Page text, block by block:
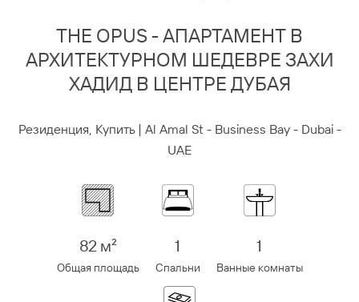
THE OPUS - АПАРТАМЕНТ В
АРХИТЕКТУРНОМ ШЕДЕВРЕ ЗАХИ
ХАДИД В ЦЕНТРЕ ДУБАЯ
Резиденция, Купить | Al Amal St - Business Bay - Dubai -
UAE
82 м²
Общая площадь
1
Спальни
1
Ванные комнаты